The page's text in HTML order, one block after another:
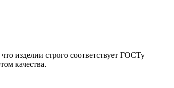
изделии строго соответствует ГОСТу
качества.